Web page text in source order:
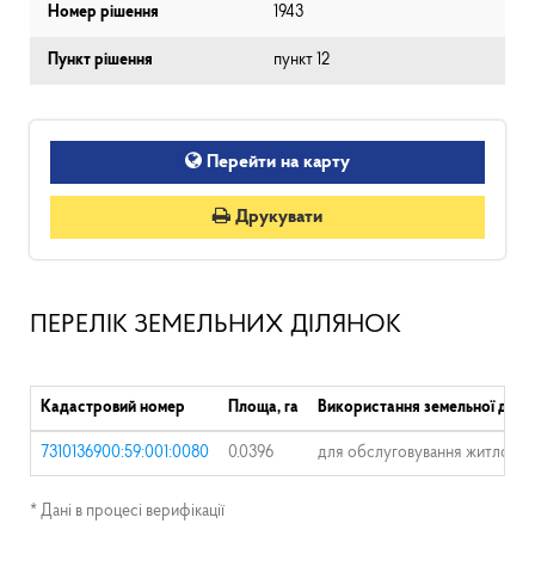
Номер рішення 1943
Пункт рішення пункт 12
Перейти на карту
Друкувати
ПЕРЕЛІК ЗЕМЕЛЬНИХ ДІЛЯНОК
Кадастровий номер Площа, га Використання земельної
7310136900:59:001:0080 0.0396 для обслуговування
* Дані в процесі верифікації